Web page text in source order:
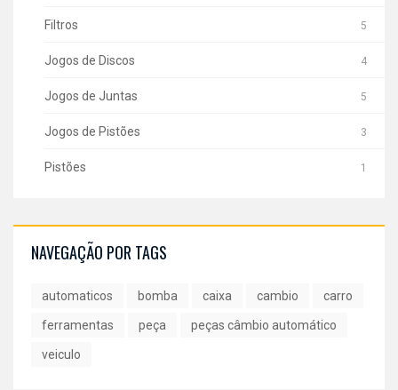
Filtros 5
Jogos de Discos 4
Jogos de Juntas 5
Jogos de Pistões 3
Pistões 1
NAVEGAÇÃO POR TAGS
automaticos bomba caixa cambio carro
ferramentas peça peças câmbio automático
veiculo